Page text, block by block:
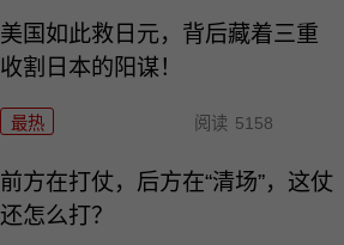
美国如此救日元，背后藏着三重
收割日本的阳谋！
最热 阅读 5158
前方在打仗，后方在“清场”，这仗
还怎么打？